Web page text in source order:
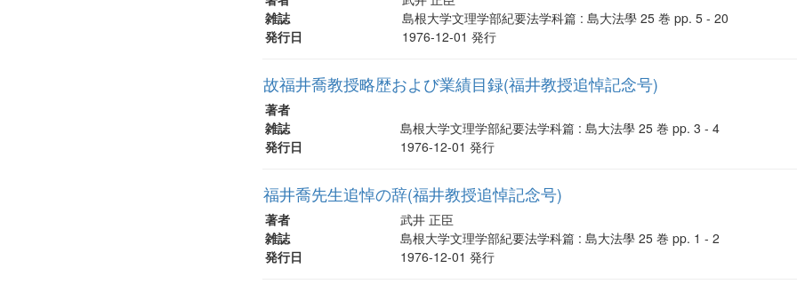
雑誌
島根大学文理学部紀要法学科篇 : 島大法學 25 巻 pp. 5 - 20
発行日
1976-12-01 発行
故福井喬教授略歴および業績目録(福井教授追悼記念号)
著者
雑誌
島根大学文理学部紀要法学科篇 : 島大法學 25 巻 pp. 3 - 4
発行日
1976-12-01 発行
福井喬先生追悼の辞(福井教授追悼記念号)
著者
武井 正臣
雑誌
島根大学文理学部紀要法学科篇 : 島大法學 25 巻 pp. 1 - 2
発行日
1976-12-01 発行